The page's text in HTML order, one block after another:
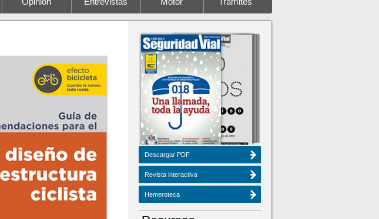
Descargar PDF
Revista interactiva
Hemeroteca